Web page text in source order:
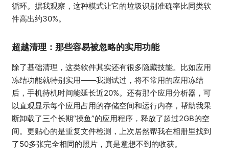
循环。据我观察，这种模式让它的垃圾识别准确率比同类软
件高出约30%。
超越清理：那些容易被忽略的实用功能
除了基础清理，这类软件其实还有很多隐藏技能。比如应用
冻结功能就特别实用——我测试过，将不常用的应用冻结
后，手机待机时间能延长近20%。还有那个应用分析器，可
以直观显示每个应用占用的存储空间和运行内存，帮助我果
断卸载了三个长期“摸鱼”的应用程序，释放了超过2GB的空
间。更贴心的是重复文件检测，上次居然帮我在相册里找到
了50多张完全相同的照片，真是意想不到的收获。